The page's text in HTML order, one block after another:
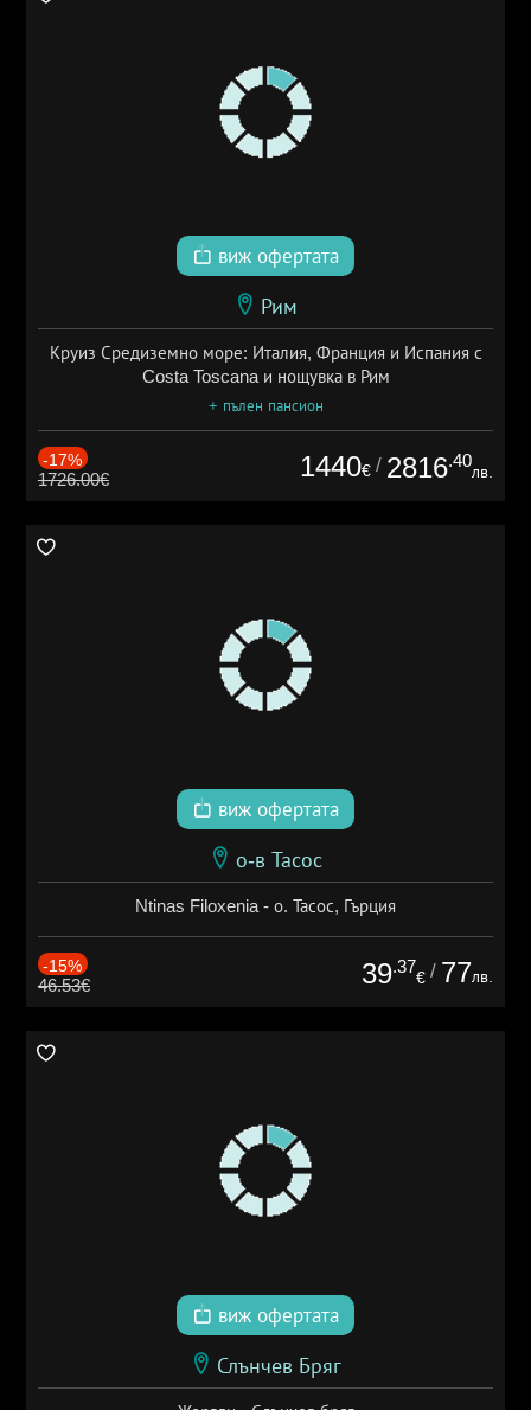
виж офертата
Рим
Круиз Средиземно море: Италия, Франция и Испания с
Costa Toscana и нощувка в Рим
+ пълен пансион
-17%
1726.00€ 1440€ / 2816.40
лв.
виж офертата
о-в Тасос
Ntinas Filoxenia - о. Тасос, Гърция
-15%
46.53€ 39.37
€ / 77лв.
виж офертата
Слънчев Бряг